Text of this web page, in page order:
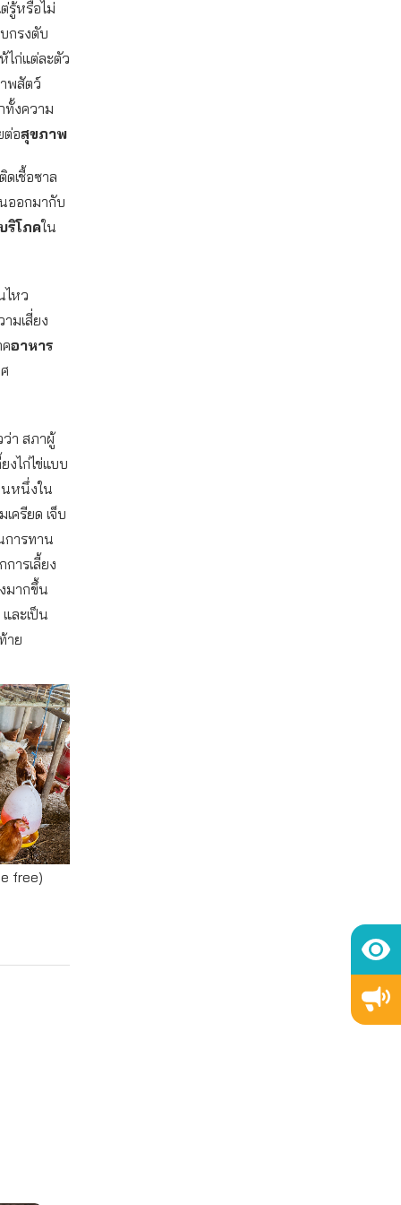
รู้หรือไม่
กรงตับ
ไก่แต่ละตัว
พสัตว์
ทั้งความ
ต่อสุขภาพ
เชื้อซาล
ออกมากับ
ริโภคใน
ไหว
มเสี่ยง
อาหาร
า สภาผู้
งไก่ไข่แบบ
นหนึ่งใน
ครียด เจ็บ
การทาน
ารเลี้ยง
มากขึ้น
ละเป็น
าย
free)